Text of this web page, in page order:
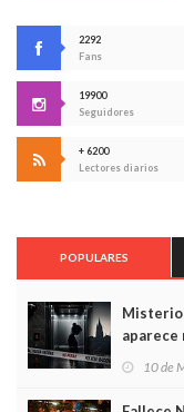
2292
Fans
19900
Seguidores
+ 6200
Lectores diarios
POPULARES
Misterio
aparece
edificio
10 de